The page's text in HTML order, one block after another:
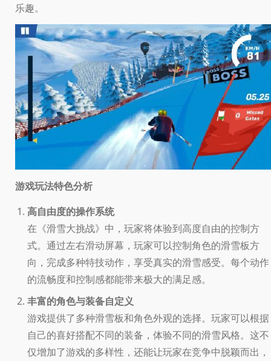
乐趣。
游戏玩法特色分析
高自由度的操作系统
在《滑雪大挑战》中，玩家将体验到高度自由的控制方
式。通过左右滑动屏幕，玩家可以控制角色的滑雪板方
向，完成多种特技动作，享受真实的滑雪感受。每个动作
的流畅度和控制感都能带来极大的满足感。
丰富的角色与装备自定义
游戏提供了多种滑雪板和角色外观的选择。玩家可以根据
自己的喜好搭配不同的装备，体验不同的滑雪风格。这不
仅增加了游戏的多样性，还能让玩家在竞争中脱颖而出，